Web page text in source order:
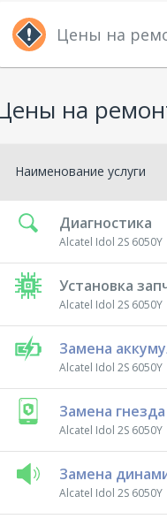
Цены на
на
Наименование услуги
Диагностика
Alcatel Idol 2S 6050Y
Установка
Alcatel Idol 2S 6050Y
Замена
Alcatel Idol 2S 6050Y
Замена
Alcatel Idol 2S 6050Y
Замена
Alcatel Idol 2S 6050Y